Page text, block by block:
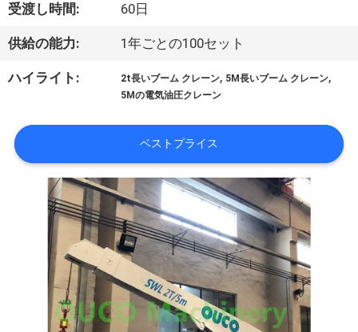
シ
ョ
ー
わ
た
受渡し時間: 60日
供給の能力: 1年ごとの100セット
ハイライト: 2t長いブーム クレーン, 5M長いブーム クレーン,
5Mの電気油圧クレーン
ベストプライス